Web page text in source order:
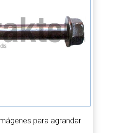
para agrandar